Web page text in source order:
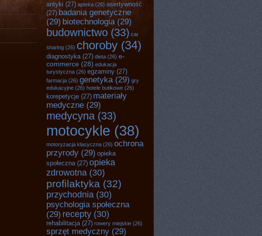
antyki (27) apteka (26) asertywność
(27) badania genetyczne
(29) biotechnologia (29)
budownictwo (33) car
sharing (26) choroby (34)
diagnostyka(27) dieta (26) e-
commerce (28) edukacja
turystyczna (26) egzaminy (27)
farmacja (26) genetyka (29) gry
edukacyjne (26) hotele butikowe (26)
korepetycje (27) materiały
medyczne (29)
medycyna(33)
motocykle (38)
motoryzacja klasyczna (26) ochrona
przyrody (29) opieka
społeczna(27) opieka
zdrowotna (30)
profilaktyka (32)
przychodnia (30)
psychologia społeczna
(29) recepty (30)
rehabilitacja(27) rowery miejskie (26)
sprzęt medyczny (29)